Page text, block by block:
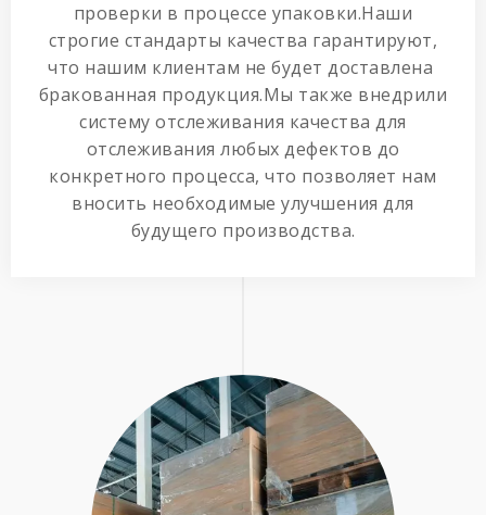
проверки в процессе упаковки.Наши
строгие стандарты качества гарантируют,
что нашим клиентам не будет доставлена ​​
бракованная продукция.Мы также внедрили
систему отслеживания качества для
отслеживания любых дефектов до
конкретного процесса, что позволяет нам
вносить необходимые улучшения для
будущего производства.